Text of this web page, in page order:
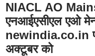
NIACL AO
एनआईएसीएल एओ
newindia.co.in पर
अक्टूबर को